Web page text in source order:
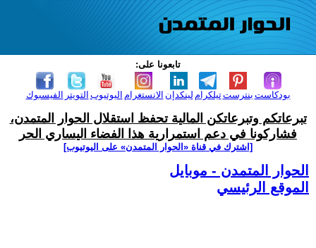
تابعونا على:
الفيسبوك التويتر اليوتيوب الانستغرام لينكدإن تيلكرامبنترست بودكاست
تبرعاتكم وتبرعاتكن المالية تحفظ استقلال الحوار المتمدن،
فشاركونا في دعم استمرارية هذا الفضاء اليساري الحر
[اشترك في قناة ‫«الحوار المتمدن» على اليوتيوب]
الحوار المتمدن - موبايل
الموقع الرئيسي